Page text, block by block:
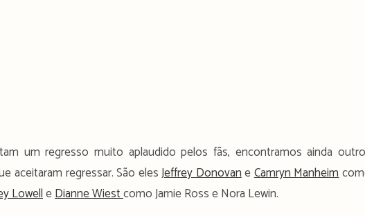
um regresso muito aplaudido pelos fãs, encontramos ainda
aceitaram regressar. São elesJeffrey DonovaneCamryn Manheim
LowelleDianne Wiestcomo Jamie Ross e Nora Lewin.